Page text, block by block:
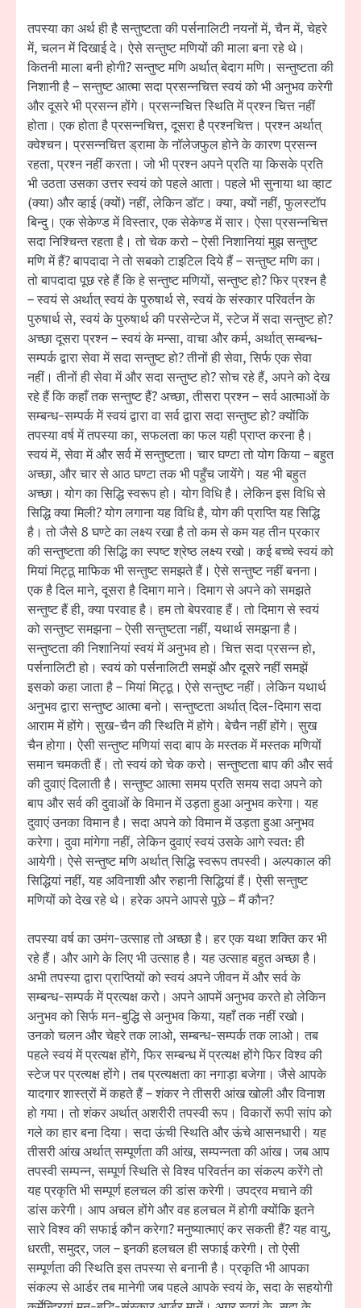
तपस्या का अर्थ ही है सन्तुष्टता की पर्सनालिटी नयनों में, चैन में, चेहरे
में, चलन में दिखाई दे। ऐसे सन्तुष्ट मणियों की माला बना रहे थे।
कितनी माला बनी होगी? सन्तुष्ट मणि अर्थात् बेदाग मणि। सन्तुष्टता की
निशानी है – सन्तुष्ट आत्मा सदा प्रसन्नचित्त स्वयं को भी अनुभव करेगी
और दूसरे भी प्रसन्न होंगे। प्रसन्नचित्त स्थिति में प्रश्न चित्त नहीं
होता। एक होता है प्रसन्नचित्त, दूसरा है प्रश्नचित्त। प्रश्न अर्थात्
क्वेश्चन। प्रसन्नचित्त ड्रामा के नॉलेजफुल होने के कारण प्रसन्न
रहता, प्रश्न नहीं करता। जो भी प्रश्न अपने प्रति या किसके प्रति
भी उठता उसका उत्तर स्वयं को पहले आता। पहले भी सुनाया था व्हाट
(क्या) और व्हाई (क्यों) नहीं, लेकिन डॉट। क्या, क्यों नहीं, फुलस्टॉप
बिन्दु। एक सेकेण्ड में विस्तार, एक सेकेण्ड में सार। ऐसा प्रसन्नचित्त
सदा निश्चिन्त रहता है। तो चेक करो – ऐसी निशानियां मुझ सन्तुष्ट
मणि में हैं? बापदादा ने तो सबको टाइटिल दिये हैं – सन्तुष्ट मणि का।
तो बापदादा पूछ रहे हैं कि हे सन्तुष्ट मणियों, सन्तुष्ट हो? फिर प्रश्न है
– स्वयं से अर्थात् स्वयं के पुरुषार्थ से, स्वयं के संस्कार परिवर्तन के
पुरुषार्थ से, स्वयं के पुरुषार्थ की परसेन्टेज में, स्टेज में सदा सन्तुष्ट हो?
अच्छा दूसरा प्रश्न – स्वयं के मन्सा, वाचा और कर्म, अर्थात् सम्बन्ध-
सम्पर्क द्वारा सेवा में सदा सन्तुष्ट हो? तीनों ही सेवा, सिर्फ एक सेवा
नहीं। तीनों ही सेवा में और सदा सन्तुष्ट हो? सोच रहे हैं, अपने को देख
रहे हैं कि कहाँ तक सन्तुष्ट हैं? अच्छा, तीसरा प्रश्न – सर्व आत्माओं के
सम्बन्ध-सम्पर्क में स्वयं द्वारा वा सर्व द्वारा सदा सन्तुष्ट हो? क्योंकि
तपस्या वर्ष में तपस्या का, सफलता का फल यही प्राप्त करना है।
स्वयं में, सेवा में और सर्व में सन्तुष्टता। चार घण्टा तो योग किया – बहुत
अच्छा, और चार से आठ घण्टा तक भी पहुँच जायेंगे। यह भी बहुत
अच्छा। योग का सिद्धि स्वरूप हो। योग विधि है। लेकिन इस विधि से
सिद्धि क्या मिली? योग लगाना यह विधि है, योग की प्राप्ति यह सिद्धि
है। तो जैसे 8 घण्टे का लक्ष्य रखा है तो कम से कम यह तीन प्रकार
की सन्तुष्टता की सिद्धि का स्पष्ट श्रेष्ठ लक्ष्य रखो। कई बच्चे स्वयं को
मियां मिट्ठू माफिक भी सन्तुष्ट समझते हैं। ऐसे सन्तुष्ट नहीं बनना।
एक है दिल माने, दूसरा है दिमाग माने। दिमाग से अपने को समझते
सन्तुष्ट हैं ही, क्या परवाह है। हम तो बेपरवाह हैं। तो दिमाग से स्वयं
को सन्तुष्ट समझना – ऐसी सन्तुष्टता नहीं, यथार्थ समझना है।
सन्तुष्टता की निशानियां स्वयं में अनुभव हो। चित्त सदा प्रसन्न हो,
पर्सनालिटी हो। स्वयं को पर्सनालिटी समझें और दूसरे नहीं समझें
इसको कहा जाता है – मियां मिट्ठू। ऐसे सन्तुष्ट नहीं। लेकिन यथार्थ
अनुभव द्वारा सन्तुष्ट आत्मा बनो। सन्तुष्टता अर्थात् दिल-दिमाग सदा
आराम में होंगे। सुख-चैन की स्थिति में होंगे। बेचैन नहीं होंगे। सुख
चैन होगा। ऐसी सन्तुष्ट मणियां सदा बाप के मस्तक में मस्तक मणियों
समान चमकती हैं। तो स्वयं को चेक करो। सन्तुष्टता बाप की और सर्व
की दुवाएं दिलाती है। सन्तुष्ट आत्मा समय प्रति समय सदा अपने को
बाप और सर्व की दुवाओं के विमान में उड़ता हुआ अनुभव करेगा। यह
दुवाएं उनका विमान है। सदा अपने को विमान में उड़ता हुआ अनुभव
करेगा। दुवा मांगेगा नहीं, लेकिन दुवाएं स्वयं उसके आगे स्वत: ही
आयेगी। ऐसे सन्तुष्ट मणि अर्थात् सिद्धि स्वरूप तपस्वी। अल्पकाल की
सिद्धियां नहीं, यह अविनाशी और रुहानी सिद्धियां हैं। ऐसी सन्तुष्ट
मणियों को देख रहे थे। हरेक अपने आपसे पूछे – मैं कौन?
तपस्या वर्ष का उमंग-उत्साह तो अच्छा है। हर एक यथा शक्ति कर भी
रहे हैं। और आगे के लिए भी उत्साह है। यह उत्साह बहुत अच्छा है।
अभी तपस्या द्वारा प्राप्तियों को स्वयं अपने जीवन में और सर्व के
सम्बन्ध-सम्पर्क में प्रत्यक्ष करो। अपने आपमें अनुभव करते हो लेकिन
अनुभव को सिर्फ मन-बुद्धि से अनुभव किया, यहाँ तक नहीं रखो।
उनको चलन और चेहरे तक लाओ, सम्बन्ध-सम्पर्क तक लाओ। तब
पहले स्वयं में प्रत्यक्ष होंगे, फिर सम्बन्ध में प्रत्यक्ष होंगे फिर विश्व की
स्टेज पर प्रत्यक्ष होंगे। तब प्रत्यक्षता का नगाड़ा बजेगा। जैसे आपके
यादगार शास्त्रों में कहते हैं – शंकर ने तीसरी आंख खोली और विनाश
हो गया। तो शंकर अर्थात् अशरीरी तपस्वी रूप। विकारों रूपी सांप को
गले का हार बना दिया। सदा ऊंची स्थिति और ऊंचे आसनधारी। यह
तीसरी आंख अर्थात् सम्पूर्णता की आंख, सम्पन्नता की आंख। जब आप
तपस्वी सम्पन्न, सम्पूर्ण स्थिति से विश्व परिवर्तन का संकल्प करेंगे तो
यह प्रकृति भी सम्पूर्ण हलचल की डांस करेगी। उपद्रव मचाने की
डांस करेगी। आप अचल होंगे और वह हलचल में होगी क्योंकि इतने
सारे विश्व की सफाई कौन करेगा? मनुष्यात्माएं कर सकती हैं? यह वायु,
धरती, समुद्र, जल – इनकी हलचल ही सफाई करेगी। तो ऐसी
सम्पूर्णता की स्थिति इस तपस्या से बनानी है। प्रकृति भी आपका
संकल्प से आर्डर तब मानेगी जब पहले आपके स्वयं के, सदा के सहयोगी